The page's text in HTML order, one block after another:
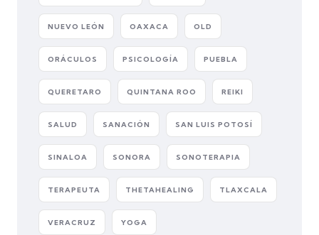
NUEVO LEÓN OAXACA OLD
ORÁCULOS PSICOLOGÍA PUEBLA
QUERETARO QUINTANA ROO REIKI
SALUD SANACIÓN SAN LUIS POTOSÍ
SINALOA SONORA SONOTERAPIA
TERAPEUTA THETAHEALING TLAXCALA
VERACRUZ YOGA